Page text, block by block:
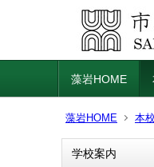
藻岩HOME
藻岩HOME 本
学校案内